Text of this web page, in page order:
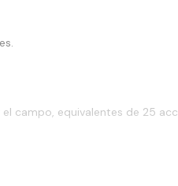
campo, equivalentes de 25